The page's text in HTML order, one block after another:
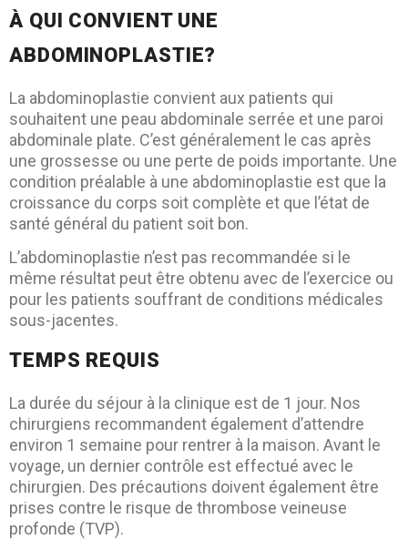
À QUI CONVIENT UNE
ABDOMINOPLASTIE?
La abdominoplastie convient aux patients qui
souhaitent une peau abdominale serrée et une paroi
abdominale plate. C’est généralement le cas après
une grossesse ou une perte de poids importante. Une
condition préalable à une abdominoplastie est que la
croissance du corps soit complète et que l’état de
santé général du patient soit bon.
L’abdominoplastie n’est pas recommandée si le
même résultat peut être obtenu avec de l’exercice ou
pour les patients souffrant de conditions médicales
sous-jacentes.
TEMPS REQUIS
La durée du séjour à la clinique est de 1 jour. Nos
chirurgiens recommandent également d’attendre
environ 1 semaine pour rentrer à la maison. Avant le
voyage, un dernier contrôle est effectué avec le
chirurgien. Des précautions doivent également être
prises contre le risque de thrombose veineuse
profonde (TVP).